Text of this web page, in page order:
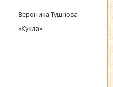
Вероника Тушнова
«Кукла»